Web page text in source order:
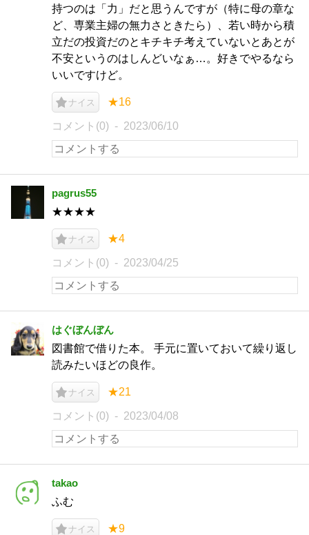
持つのは「力」だと思うんですが（特に母の章な
ど、専業主婦の無力さときたら）、若い時から積
立だの投資だのとキチキチ考えていないとあとが
不安というのはしんどいなぁ…。好きでやるなら
いいですけど。
ナイス ★16
コメント(0) 2023/06/10
pagrus55
★★★★
ナイス ★4
コメント(0) 2023/04/25
はぐぼんぼん
図書館で借りた本。 手元に置いておいて繰り返し
読みたいほどの良作。
ナイス ★21
コメント(0) 2023/04/08
takao
ふむ
ナイス ★9